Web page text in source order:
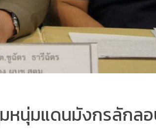
หนุ่มแดนมังกรลักล